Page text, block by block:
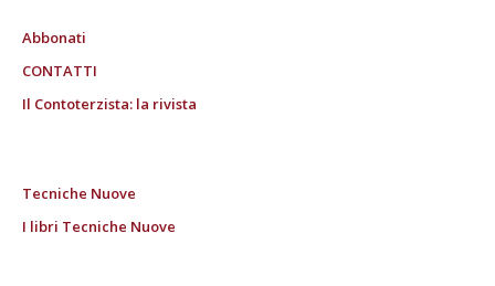
Abbonati
CONTATTI
Il Contoterzista: la rivista
Tecniche Nuove
I libri Tecniche Nuove